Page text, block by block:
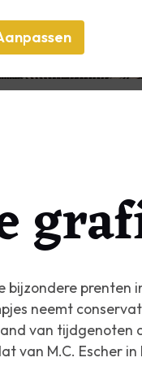
bijzondere prenten
neemt
van tijdgenoten
van M.C. Escher